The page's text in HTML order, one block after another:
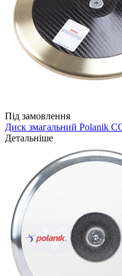
Під замовлення
Диск змагальний Polanik
Детальніше